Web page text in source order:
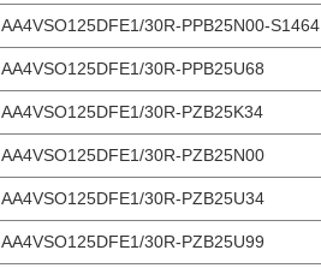
AA4VSO125DFE1/30R-PPB25N00-S1464
AA4VSO125DFE1/30R-PPB25U68
AA4VSO125DFE1/30R-PZB25K34
AA4VSO125DFE1/30R-PZB25N00
AA4VSO125DFE1/30R-PZB25U34
AA4VSO125DFE1/30R-PZB25U99